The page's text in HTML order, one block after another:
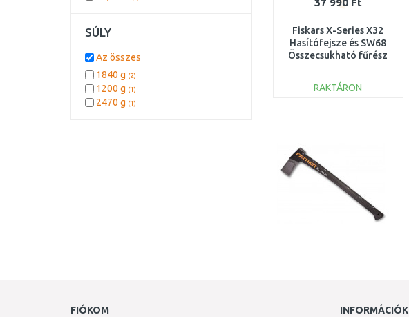
37 990 Ft
Fiskars X-Series X32
Hasítófejsze és SW68
Összecsukható fűrész
RAKTÁRON
SÚLY
Az összes
1840 g (2)
1200 g (1)
2470 g (1)
FIÓKOM INFORMÁCIÓK